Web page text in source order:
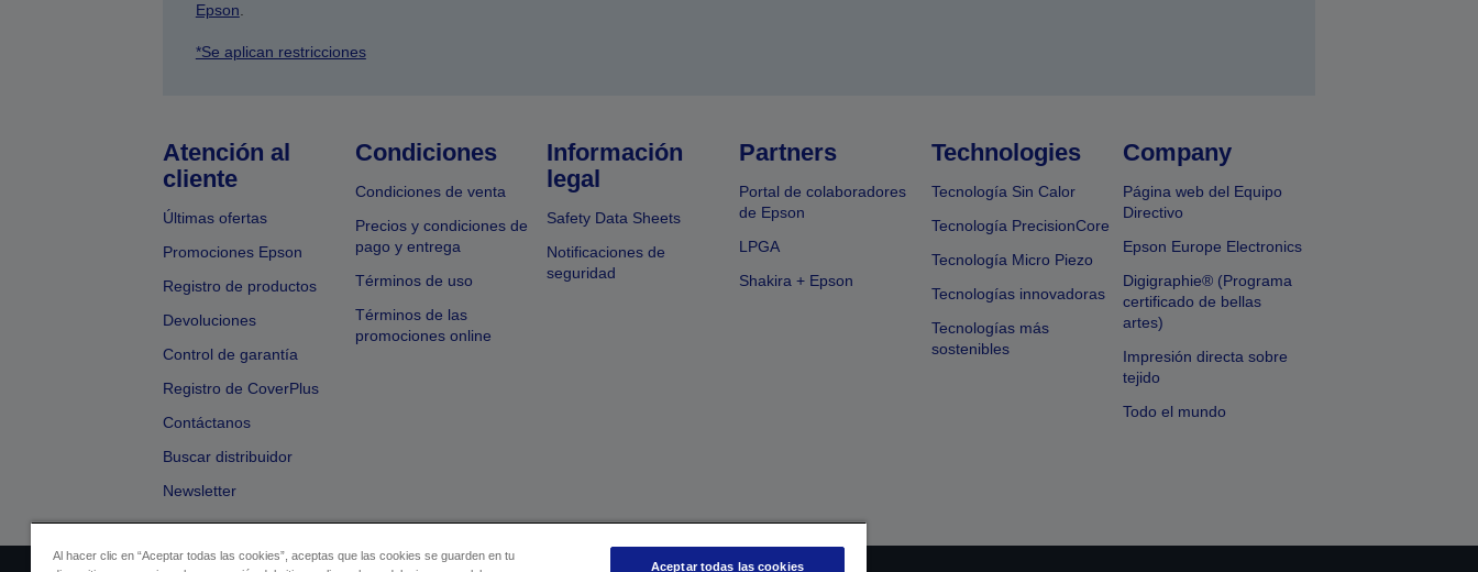
Epson
*Se aplican restricciones
Atención al
cliente
Últimas ofertas
Promociones Epson
Registro de productos
Devoluciones
Control de garantía
Registro de CoverPlus
Contáctanos
Buscar distribuidor
Newsletter
Condiciones
Condiciones de venta
Precios y condiciones de
pago y entrega
Términos de uso
Términos de las
promociones online
Información
legal
Safety Data Sheets
Notificaciones de
seguridad
Partners
Portal de colaboradores
de Epson
LPGA
Shakira + Epson
Technologies
Tecnología Sin Calor
Tecnología PrecisionCore
Tecnología Micro Piezo
Tecnologías innovadoras
Tecnologías más
sostenibles
Company
Página web del Equipo
Directivo
Epson Europe Electronics
Digigraphie® (Programa
certificado de bellas
artes)
Impresión directa sobre
tejido
Todo el mundo
Al hacer clic en “Aceptar todas las cookies”, aceptas que las cookies se guarden en tu
Aceptar todas las cookies